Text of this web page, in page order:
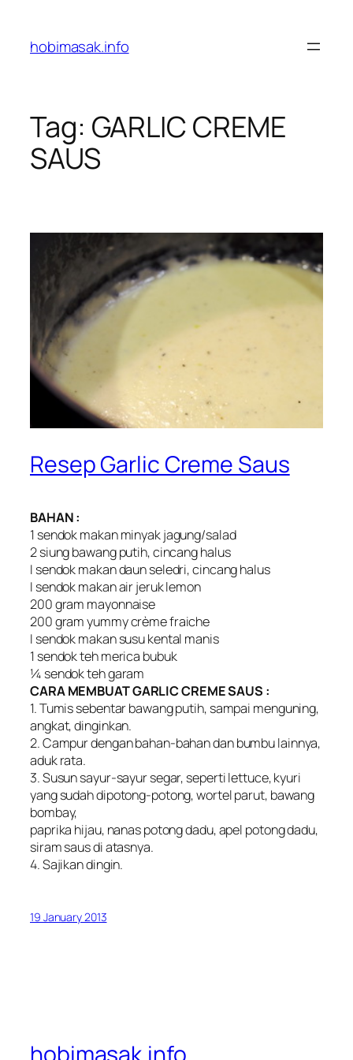
content
hobimasak.info
Tag: GARLIC CREME
SAUS
Resep Garlic Creme Saus
BAHAN :
1 sendok makan minyak jagung/salad
2 siung bawang putih, cincang halus
I sendok makan daun seledri, cincang halus
I sendok makan air jeruk lemon
200 gram mayonnaise
200 gram yummy crème fraiche
I sendok makan susu kental manis
1 sendok teh merica bubuk
¼ sendok teh garam
CARA MEMBUAT GARLIC CREME SAUS :
1. Tumis sebentar bawang putih, sampai menguning,
angkat, dinginkan.
2. Campur dengan bahan-bahan dan bumbu lainnya,
aduk rata.
3. Susun sayur-sayur segar, seperti lettuce, kyuri
yang sudah dipotong-potong, wortel parut, bawang
bombay,
paprika hijau, nanas potong dadu, apel potong dadu,
siram saus di atasnya.
4. Sajikan dingin.
19 January 2013